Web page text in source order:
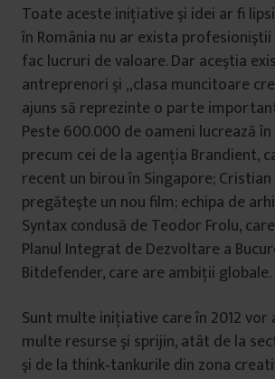
Toate aceste inițiative şi idei ar fi
în România nu ar exista profesioniştii
fac lucruri de valoare. Dar aceştia
antreprenori şi „clasa muncitoare
ajuns să reprezinte o parte
Peste 600.000 de oameni lucrează în
precum cei de la agenţia Brandient,
recent un birou în Singapore;
pregăteşte un nou film; echipa de
Syntax condusă de Teodor Frolu,
Planul Integrat de Dezvoltare a
Bitdefender, care are ambiții globale.
Sunt multe iniţiative care în 2012 vor
multe resurse şi sprijin, atât de la
şi de la think‑tankurile din zona